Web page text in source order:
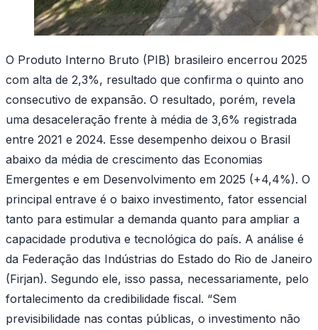
O Produto Interno Bruto (PIB) brasileiro encerrou 2025
com alta de 2,3%, resultado que confirma o quinto ano
consecutivo de expansão. O resultado, porém, revela
uma desaceleração frente à média de 3,6% registrada
entre 2021 e 2024. Esse desempenho deixou o Brasil
abaixo da média de crescimento das Economias
Emergentes e em Desenvolvimento em 2025 (+4,4%). O
principal entrave é o baixo investimento, fator essencial
tanto para estimular a demanda quanto para ampliar a
capacidade produtiva e tecnológica do país. A análise é
da Federação das Indústrias do Estado do Rio de Janeiro
(Firjan). Segundo ele, isso passa, necessariamente, pelo
fortalecimento da credibilidade fiscal. “Sem
previsibilidade nas contas públicas, o investimento não